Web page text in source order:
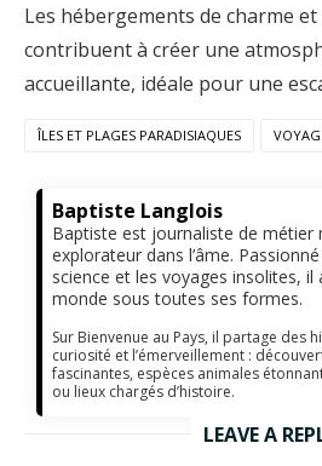
Les hébergements de charme
contribuent à créer une
accueillante, idéale pour une
ÎLES ET PLAGES PARADISIAQUES
Baptiste Langlois
Baptiste est journaliste de métier
explorateur dans l’âme.
science et les voyages insolites, il
monde sous toutes ses formes.
Sur Bienvenue au Pays, il partage des
curiosité et l’émerveillement :
fascinantes, espèces animales
ou lieux chargés d’histoire.
LEAVE A